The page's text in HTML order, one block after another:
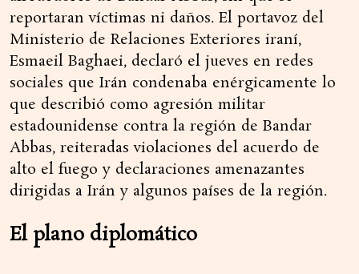
reportaran víctimas ni daños. El portavoz del
Ministerio de Relaciones Exteriores iraní,
Esmaeil Baghaei, declaró el jueves en redes
sociales que Irán condenaba enérgicamente lo
que describió como agresión militar
estadounidense contra la región de Bandar
Abbas, reiteradas violaciones del acuerdo de
alto el fuego y declaraciones amenazantes
dirigidas a Irán y algunos países de la región.
El plano diplomático